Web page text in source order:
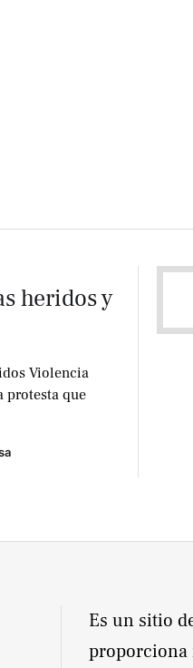
heridos y
Violencia
protesta que
Es un sitio
proporciona